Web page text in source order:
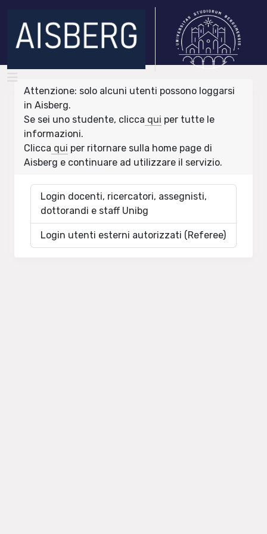
Attenzione: solo alcuni utenti possono loggarsi
in Aisberg.
Se sei uno studente, clicca qui per tutte le
informazioni.
Clicca qui per ritornare sulla home page di
Aisberg e continuare ad utilizzare il servizio.
Login docenti, ricercatori, assegnisti,
dottorandi e staff Unibg
Login utenti esterni autorizzati (Referee)